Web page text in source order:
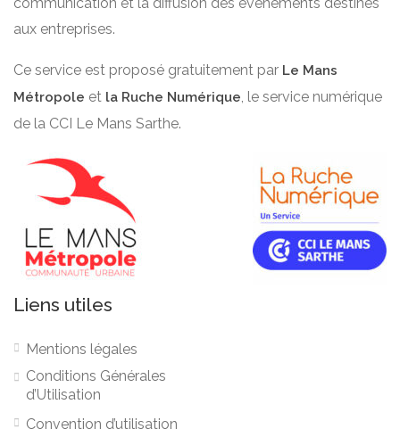
aux entreprises.
Ce service est proposé gratuitement par Le Mans
Métropole et la Ruche Numérique, le service numérique
de la CCI Le Mans Sarthe.
Liens utiles
Mentions légales
Conditions Générales
d’Utilisation
Convention d’utilisation